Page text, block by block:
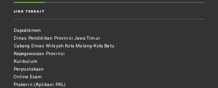
LINK TERKAIT
Dapodikmen
Dinas Pendidikan Provinsi Jawa Timur
Cabang Dinas Wilayah Kota Malang-Kota Batu
Kepegawaiaan Provinsi
Kurikulum
Perpustakaan
Online Exam
Prakerin (Aplikasi PKL)